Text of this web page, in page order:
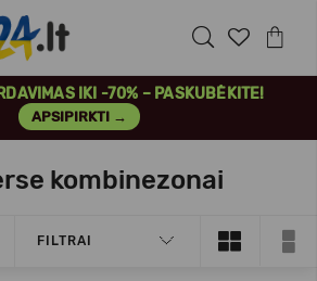
IKI -70% – PASKUBĖKITE!
APSIPIRKTI →
kombinezonai
FILTRAI